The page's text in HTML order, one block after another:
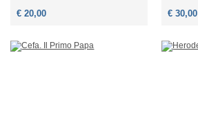
€ 20,00 € 30,00